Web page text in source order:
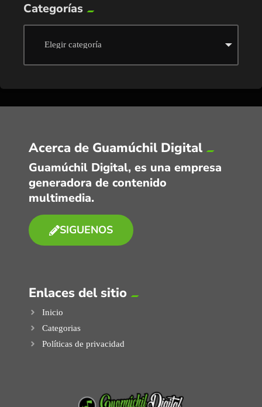
Categorías
Acerca de Guamúchil Digital
Guamúchil Digital, es una empresa
generadora de contenido
multimedia.
SIGUENOS
Enlaces del sitio
Inicio
Categorias
Políticas de privacidad